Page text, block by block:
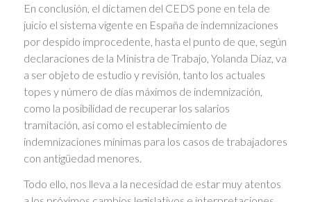
En conclusión, el dictamen del CEDS pone en tela de
juicio el sistema vigente en España de indemnizaciones
por despido improcedente, hasta el punto de que, según
declaraciones de la Ministra de Trabajo, Yolanda Díaz, va
a ser objeto de estudio y revisión, tanto los actuales
topes y número de días máximos de indemnización,
como la posibilidad de recuperar los salarios
tramitación, así como el establecimiento de
indemnizaciones mínimas para los casos de trabajadores
con antigüedad menores.
Todo ello, nos lleva a la necesidad de estar muy atentos